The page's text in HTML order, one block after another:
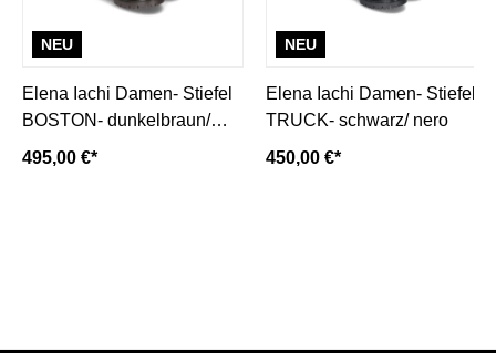
NEU
Elena Iachi Damen- Stiefel
BOSTON- dunkelbraun/
moro
495,00 €*
NEU
Elena Iachi Damen- Stiefel
TRUCK- schwarz/ nero
450,00 €*